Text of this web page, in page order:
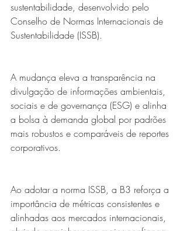
sustentabilidade, desenvolvido pelo
Conselho de Normas Internacionais de
Sustentabilidade (ISSB).
A mudança eleva a transparência na
divulgação de informações ambientais,
sociais e de governança (ESG) e alinha
a bolsa à demanda global por padrões
mais robustos e comparáveis de reportes
corporativos.
Ao adotar a norma ISSB, a B3 reforça a
importância de métricas consistentes e
alinhadas aos mercados internacionais,